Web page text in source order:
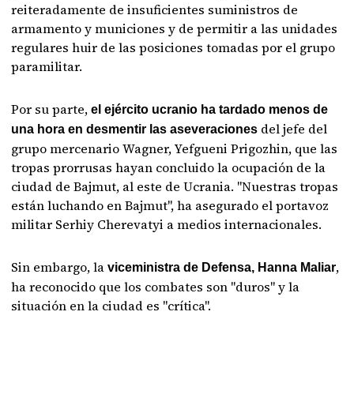
reiteradamente de insuficientes suministros de
armamento y municiones y de permitir a las unidades
regulares huir de las posiciones tomadas por el grupo
paramilitar.
Por su parte, el ejército ucranio ha tardado menos de
una hora en desmentir las aseveraciones del jefe del
grupo mercenario Wagner, Yefgueni Prigozhin, que las
tropas prorrusas hayan concluido la ocupación de la
ciudad de Bajmut, al este de Ucrania. "Nuestras tropas
están luchando en Bajmut", ha asegurado el portavoz
militar Serhiy Cherevatyi a medios internacionales.
Sin embargo, laviceministra de Defensa, Hanna Maliar,
ha reconocido que los combates son "duros" y la
situación en la ciudad es "crítica".